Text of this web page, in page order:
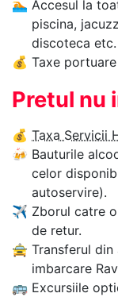
🏊‍ Accesul la
piscina,
discoteca etc.
💰 Taxe portuare
Pretul nu
💰 Taxa Servicii
🍻 Bauturile
celor
autoservire).
✈ Zborul catre
de retur.
🚖 Transferul
imbarcare
🚌 Excursiile